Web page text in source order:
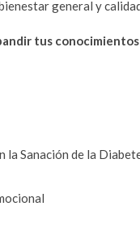
general y
tus
la Sanación de la